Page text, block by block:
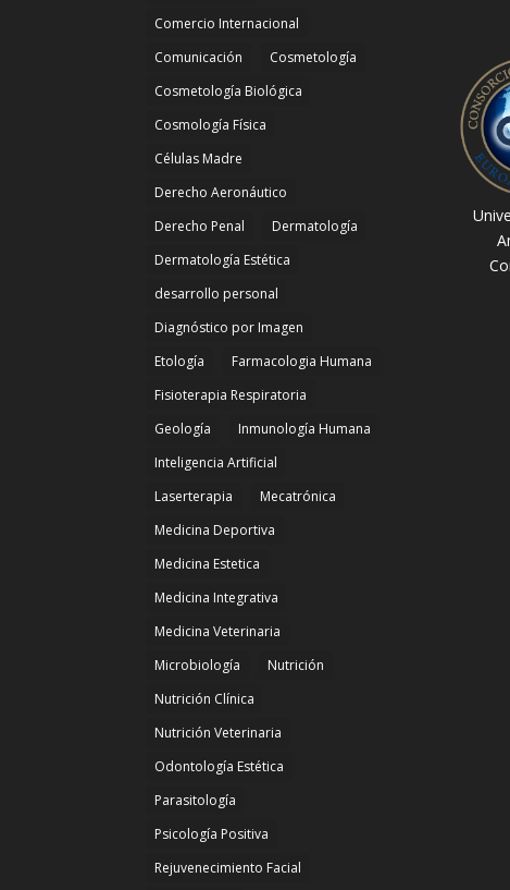
Comercio Internacional
Comunicación
Cosmetología
Cosmetología Biológica
Cosmología Física
Células Madre
Derecho Aeronáutico
Derecho Penal
Dermatología
Dermatología Estética
desarrollo personal
Diagnóstico por Imagen
Etología
Farmacologia Humana
Fisioterapia Respiratoria
Geología
Inmunología Humana
Inteligencia Artificial
Laserterapia
Mecatrónica
Medicina Deportiva
Medicina Estetica
Medicina Integrativa
Medicina Veterinaria
Microbiología
Nutrición
Nutrición Clínica
Nutrición Veterinaria
Odontología Estética
Parasitología
Psicología Positiva
Rejuvenecimiento Facial